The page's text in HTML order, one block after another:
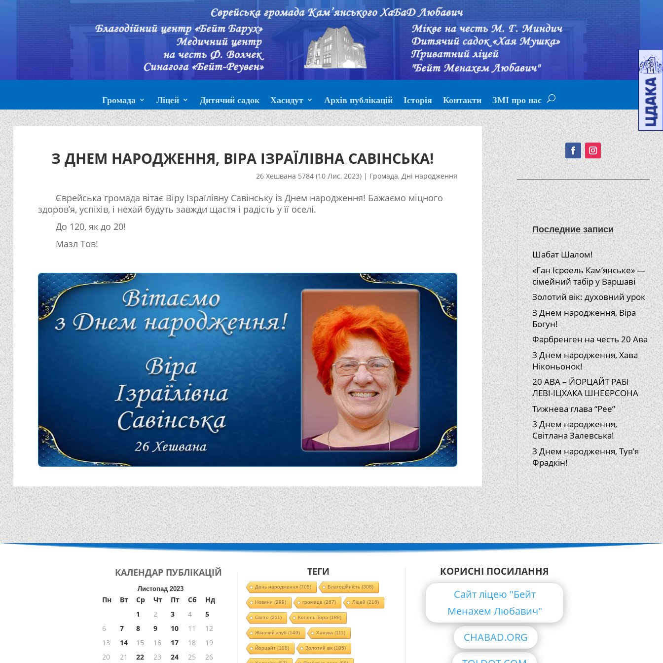
Громада Ліцей Дитячий садок Хасидут Архів публікацій Історія Контакти ЗМІ про нас
З ДНЕМ НАРОДЖЕННЯ, ВІРА ІЗРАЇЛІВНА САВІНСЬКА!
26 Хешвана 5784 (10 Лис, 2023)| Громада, Дні народження
Єврейська громада вітає Віру Ізраїлівну Савінську із Днем народження! Бажаємо міцного
здоров’я, успіхів, і нехай будуть завжди щастя і радість у її оселі.
До 120, як до 20!
Мазл Тов!
Подписывайтесь!
Последние записи
Шабат Шалом!
«Ган Ісроель Кам’янське» —
сімейний табір у Варшаві
Золотий вік: духовний урок
З Днем народження, Віра
Богун!
Фарбренген на честь 20 Ава
З Днем народження, Хава
Ніконьонок!
20 АВА – ЙОРЦАЙТ РАБІ
ЛЕВІ-ІЦХАКА ШНЕЄРСОНА
Тижнева глава “Рее”
З Днем народження,
Світлана Залевська!
З Днем народження, Тув’я
Фрадкін!
КАЛЕНДАР ПУБЛІКАЦІЙ
Листопад 2023
Пн Вт Ср Чт Пт Сб
Нд
1
2 3 4
5
6
7 8 9 10 11
12
13
14 15 16 17 18
19
20
21 22 23 24 25 26
ТЕГИ
День народження(705) Благодійність (308)
Новини (299) громада (267) Ліцей (216)
Свято (211) Колель Тора (188)
Жіночий клуб (149) Ханука (111)
Йорцайт (108) Золотий вік(105)
КОРИСНІ ПОСИЛАННЯ
Сайт ліцею "Бейт
Менахем Любавич"
CHABAD.ORG